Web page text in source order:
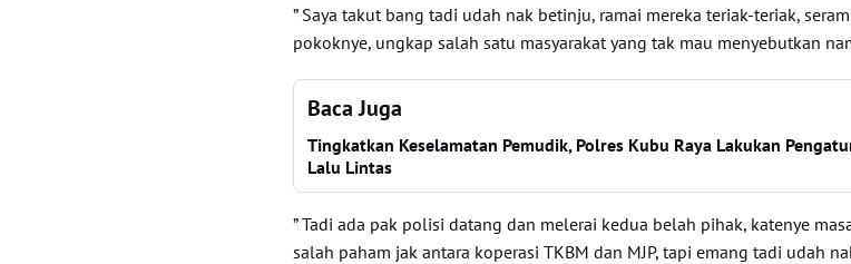
” Saya takut bang tadi udah nak betinju, ramai mereka teriak-teriak,
pokoknye, ungkap salah satu masyarakat yang tak mau menyebutkan
Baca Juga
Tingkatkan Keselamatan Pemudik, Polres Kubu Raya Lakukan
Lalu Lintas
” Tadi ada pak polisi datang dan melerai kedua belah pihak, katenye
salah paham jak antara koperasi TKBM dan MJP, tapi emang tadi udah